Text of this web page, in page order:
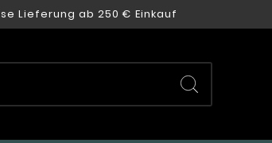
Lieferung ab 250 € Einkauf